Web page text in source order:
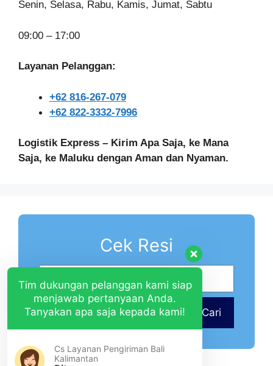
Senin, Selasa, Rabu, Kamis, Jumat, Sabtu
09:00 – 17:00
Layanan Pelanggan:
+62 816-267-079
+62 822-3332-7996
Logistik Express – Kirim Apa Saja, ke Mana
Saja, ke Maluku dengan Aman dan Nyaman.
Cek Resi
Cari
Tim dukungan pelanggan kami siap
menjawab pertanyaan Anda.
Tanyakan apa saja kepada kami!
Cs Layanan Pengiriman Bali
Kalimantan